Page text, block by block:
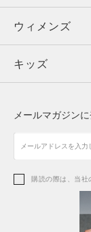
ウィメンズ
キッズ
アクセサリー
トップス
ボトムス
アクセサリー
ウィメンズ
トップス
シューズ
アクセサリー
キッズ
シューズ
メールマガジン
購読の際は、当社